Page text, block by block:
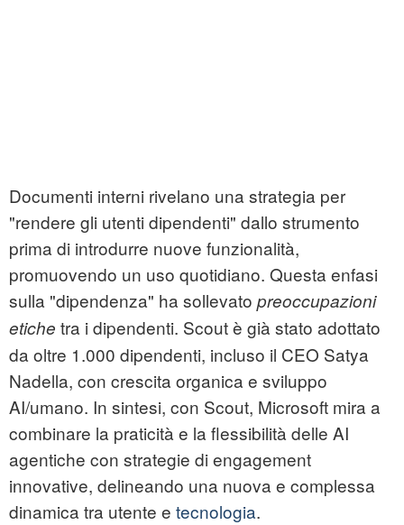
Documenti interni rivelano una strategia per
"rendere gli utenti dipendenti" dallo strumento
prima di introdurre nuove funzionalità,
promuovendo un uso quotidiano. Questa enfasi
sulla "dipendenza" ha sollevato preoccupazioni
etiche tra i dipendenti. Scout è già stato adottato
da oltre 1.000 dipendenti, incluso il CEO Satya
Nadella, con crescita organica e sviluppo
AI/umano. In sintesi, con Scout, Microsoft mira a
combinare la praticità e la flessibilità delle AI
agentiche con strategie di engagement
innovative, delineando una nuova e complessa
dinamica tra utente e tecnologia.